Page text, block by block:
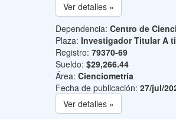
Ver detalles »
Dependencia: Centro de
Plaza: Investigador Titular A
Registro: 79370-69
Sueldo: $29,266.44
Área: Cienciometría
Fecha de publicación: 27/jul/
Ver detalles »